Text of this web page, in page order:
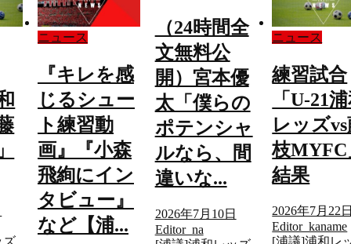
ニュース
『キレを感
じるシュー
ト練習動
画』『小森
飛絢にイン
タビュー』
など【浦...
（24時間全
文無料公
開）宮本優
太「僕らの
ポテンシャ
ルなら、間
違いな...
2026年7月10日
Editor_na
ニュース
練習試合
「U-21
レッズ
枝MYFC
結果
2026年7月22
Editor_kaname